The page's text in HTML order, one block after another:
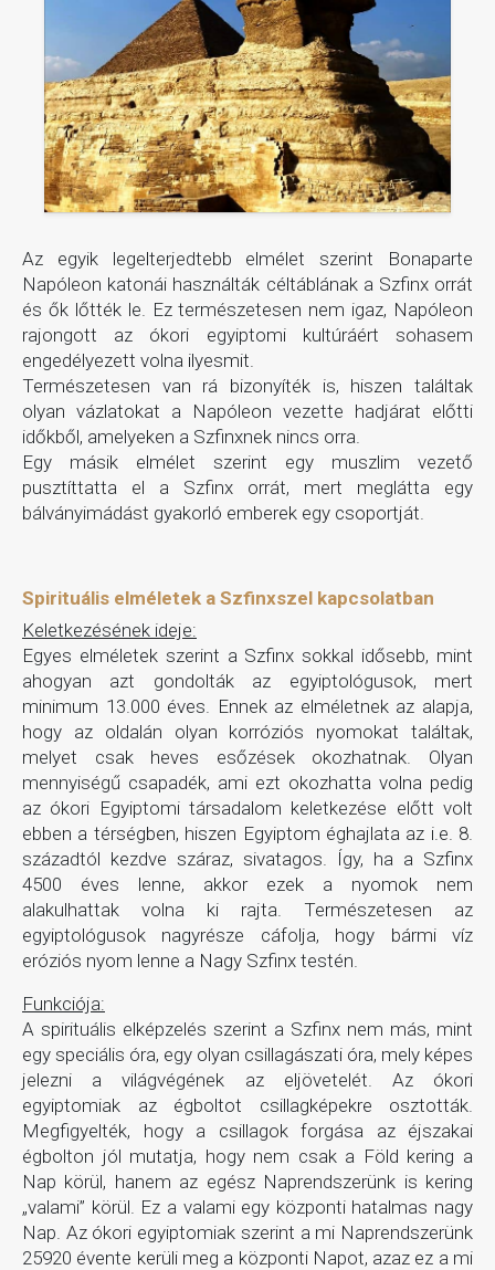
Az egyik legelterjedtebb elmélet szerint Bonaparte
Napóleon katonái használták céltáblának a Szfinx orrát
és ők lőtték le. Ez természetesen nem igaz, Napóleon
rajongott az ókori egyiptomi kultúráért sohasem
engedélyezett volna ilyesmit.
Természetesen van rá bizonyíték is, hiszen találtak
olyan vázlatokat a Napóleon vezette hadjárat előtti
időkből, amelyeken a Szfinxnek nincs orra.
Egy másik elmélet szerint egy muszlim vezető
pusztíttatta el a Szfinx orrát, mert meglátta egy
bálványimádást gyakorló emberek egy csoportját.
Spirituális elméletek a Szfinxszel kapcsolatban
Keletkezésének ideje:
Egyes elméletek szerint a Szfinx sokkal idősebb, mint
ahogyan azt gondolták az egyiptológusok, mert
minimum 13.000 éves. Ennek az elméletnek az alapja,
hogy az oldalán olyan korróziós nyomokat találtak,
melyet csak heves esőzések okozhatnak. Olyan
mennyiségű csapadék, ami ezt okozhatta volna pedig
az ókori Egyiptomi társadalom keletkezése előtt volt
ebben a térségben, hiszen Egyiptom éghajlata az i.e. 8.
századtól kezdve száraz, sivatagos. Így, ha a Szfinx
4500 éves lenne, akkor ezek a nyomok nem
alakulhattak volna ki rajta. Természetesen az
egyiptológusok nagyrésze cáfolja, hogy bármi víz
eróziós nyom lenne a Nagy Szfinx testén.
Funkciója:
A spirituális elképzelés szerint a Szfinx nem más, mint
egy speciális óra, egy olyan csillagászati óra, mely képes
jelezni a világvégének az eljövetelét. Az ókori
egyiptomiak az égboltot csillagképekre osztották.
Megfigyelték, hogy a csillagok forgása az éjszakai
égbolton jól mutatja, hogy nem csak a Föld kering a
Nap körül, hanem az egész Naprendszerünk is kering
„valami” körül. Ez a valami egy központi hatalmas nagy
Nap. Az ókori egyiptomiak szerint a mi Naprendszerünk
25920 évente kerüli meg a központi Napot, azaz ez a mi